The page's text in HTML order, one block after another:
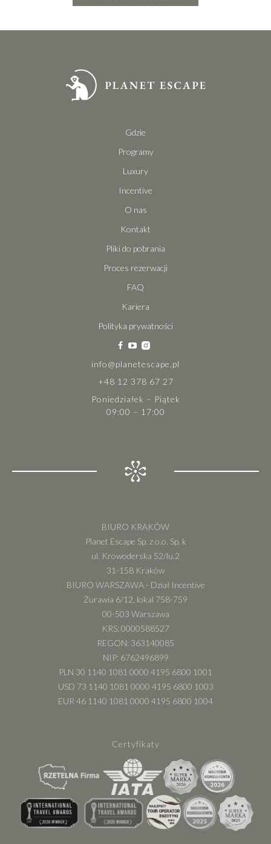
Gdzie
Programy
Luxury
Incentive
O nas
Kontakt
Pliki do pobrania
Proces rezerwacji
FAQ
Kariera
Polityka prywatności
info@planetescape.pl
+48 12 378 67 27
Poniedziałek – Piątek
09:00 – 17:00
BIURO KRAKÓW
Planet Escape Sp. z o.o. Sp. k
ul. Krowoderska 52/lu.2
31-158 Kraków
BIURO WARSZAWA - Dział Incentive
Żurawia 6/12, lokal 758-759
00-503 Warszawa
KRS: 0000588527
REGON: 363140085
NIP: 6762496899
PLN 30 1140 1081 0000 4195 6800 1001
USD 73 1140 1081 0000 4195 6800 1003
EUR 46 1140 1081 0000 4195 6800 1004
Certyfikaty